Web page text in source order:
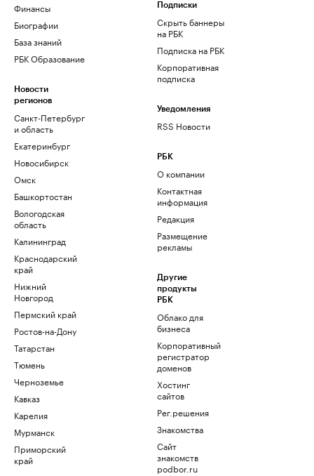
Финансы
Биографии
База знаний
РБК Образование
Новости
регионов
Санкт-Петербург
и область
Екатеринбург
Новосибирск
Омск
Башкортостан
Вологодская
область
Калининград
Краснодарский
край
Нижний
Новгород
Пермский край
Ростов-на-Дону
Татарстан
Тюмень
Черноземье
Кавказ
Карелия
Мурманск
Приморский
край
Подписки
Скрыть баннеры
на РБК
Подписка на РБК
Корпоративная
подписка
Уведомления
RSS Новости
РБК
О компании
Контактная
информация
Редакция
Размещение
рекламы
Другие
продукты
РБК
Облако для
бизнеса
Корпоративный
регистратор
доменов
Хостинг
сайтов
Рег.решения
Знакомства
Сайт
знакомств
podbor.ru